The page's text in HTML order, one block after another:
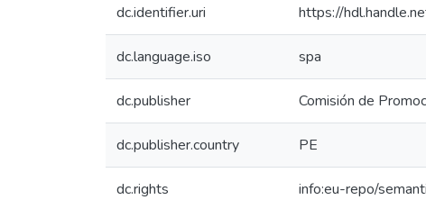
dc.identifier.uri https://
dc.language.iso spa
dc.publisher Comisión de
dc.publisher.country PE
dc.rights info:eu-repo/